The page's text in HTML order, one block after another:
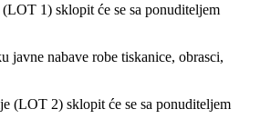
(LOT 1) sklopit će se sa ponuditeljem
javne nabave robe tiskanice, obrasci,
(LOT 2) sklopit će se sa ponuditeljem